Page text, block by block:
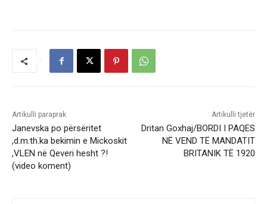
Artikulli paraprak
Janevska po përsëritet
,d.m.th.ka bekimin e Mickoskit
,VLEN në Qeveri hesht ?!
(video koment)
Artikulli tjetër
Dritan Goxhaj/BORDI I PAQES
NË VEND TË MANDATIT
BRITANIK TË 1920